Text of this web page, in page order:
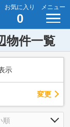
お気に入り
0
メニュー
物件一覧
示
変更